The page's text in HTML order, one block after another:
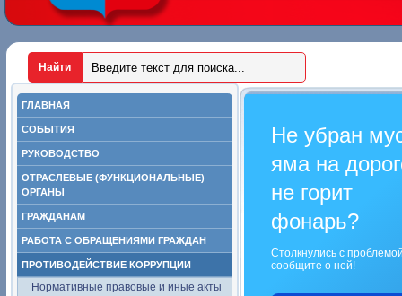
ГЛАВНАЯ
СОБЫТИЯ
РУКОВОДСТВО
ОТРАСЛЕВЫЕ (ФУНКЦИОНАЛЬНЫЕ)
ОРГАНЫ
ГРАЖДАНАМ
РАБОТА С ОБРАЩЕНИЯМИ ГРАЖДАН
ПРОТИВОДЕЙСТВИЕ КОРРУПЦИИ
Нормативные правовые и иные акты
Не убран
яма на
не горит
фонарь?
Столкнулись с
сообщите о ней!